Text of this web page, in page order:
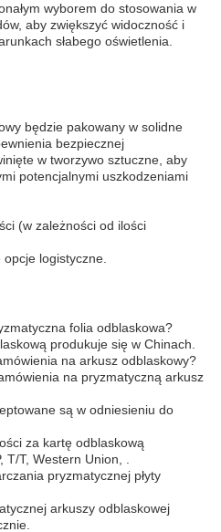
wyborem do stosowania w
aby zwiększyć widoczność i
słabego oświetlenia.
będzie pakowany w solidne
bezpiecznej
w tworzywo sztuczne, aby
potencjalnymi uszkodzeniami
(w zależności od ilości
logistyczne.
folia odblaskowa?
produkuje się w Chinach.
na arkusz odblaskowy?
na pryzmatyczną arkusz
są w odniesieniu do
za kartę odblaskową
T, Western Union, .
pryzmatycznej płyty
arkuszy odblaskowej